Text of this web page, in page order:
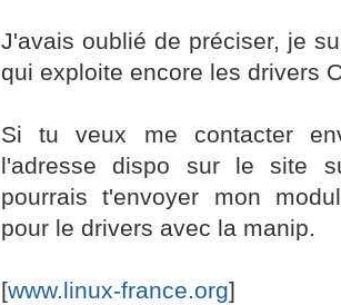
J'avais oublié de préciser, je
qui exploite encore les drivers
Si tu veux me contacter
l'adresse dispo sur le site
pourrais t'envoyer mon
pour le drivers avec la manip.
[www.linux-france.org]